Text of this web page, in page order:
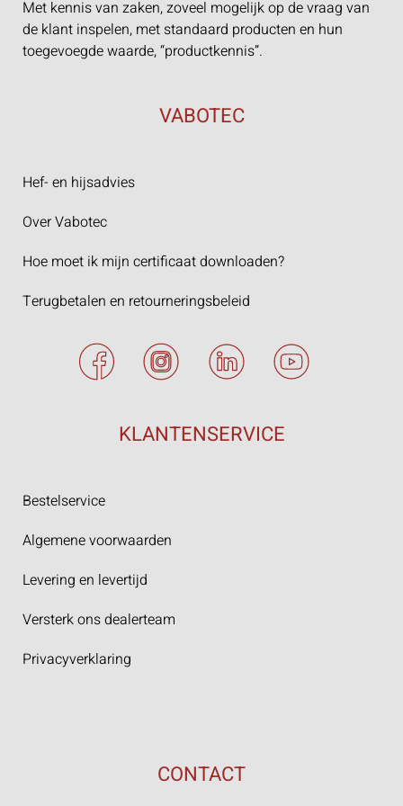
Met kennis van zaken, zoveel mogelijk op de vraag van
de klant inspelen, met standaard producten en hun
toegevoegde waarde, “productkennis”.
VABOTEC
Hef- en hijsadvies
Over Vabotec
Hoe moet ik mijn certificaat downloaden?
Terugbetalen en retourneringsbeleid
KLANTENSERVICE
Bestelservice
Algemene voorwaarden
Levering en levertijd
Versterk ons dealerteam
Privacyverklaring
CONTACT